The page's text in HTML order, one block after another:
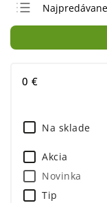
Odporúčame
Najlacnejšie
0 €
Na sklade
Akcia
Novinka
Tip